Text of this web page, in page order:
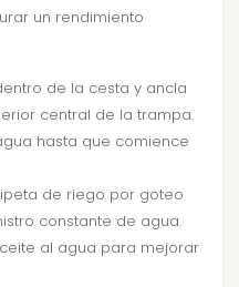
un rendimiento
de la cesta y ancla
central de la trampa.
hasta que comience
de riego por goteo
constante de agua.
al agua para mejorar